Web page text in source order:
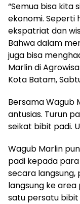
“Semua bisa kita
ekonomi. Seperti
ekspatriat dan
Bahwa dalam
juga bisa
Marlin di
Kota Batam,
Bersama Wagub
antusias. Turun
seikat bibit padi.
Wagub Marlin
padi kepada
secara langsung,
langsung ke
satu persatu bibit